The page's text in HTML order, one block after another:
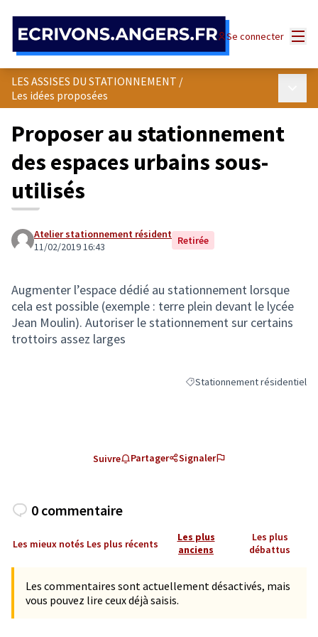
Se connecter
LES ASSISES DU STATIONNEMENT /
Les idées proposées
Proposer au stationnement
des espaces urbains sous-
utilisés
Atelier stationnement résident
11/02/2019 16:43
Retirée
Augmenter l’espace dédié au stationnement lorsque
cela est possible (exemple : terre plein devant le lycée
Jean Moulin). Autoriser le stationnement sur certains
trottoirs assez larges
Filtrer les résultats de la
Stationnement résidentiel
Suivre Partager Signaler
0 commentaire
Les mieux notés Les plus récents
Les plus
anciens
Les plus
débattus
Les commentaires sont actuellement désactivés, mais
vous pouvez lire ceux déjà saisis.